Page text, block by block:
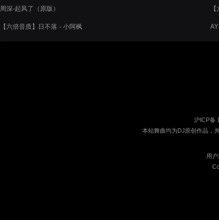
周深-起风了（原版）
【六倍音质】日不落 - 小阿枫
沪ICP备
本站舞曲均为DJ原创作品，
用